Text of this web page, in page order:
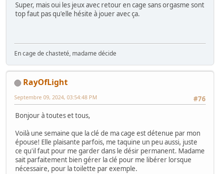
Super, mais oui les jeux avec retour en cage sans orgasme sont
top faut pas qu'elle hésite à jouer avec ça.
En cage de chasteté, madame décide
RayOfLight
#76
Septembre 09, 2024, 03:54:48 PM
Bonjour à toutes et tous,
Voilà une semaine que la clé de ma cage est détenue par mon
épouse! Elle plaisante parfois, me taquine un peu aussi, juste
ce qu'il faut pour me garder dans le désir permanent. Madame
sait parfaitement bien gérer la clé pour me libérer lorsque
nécessaire, pour la toilette par exemple.